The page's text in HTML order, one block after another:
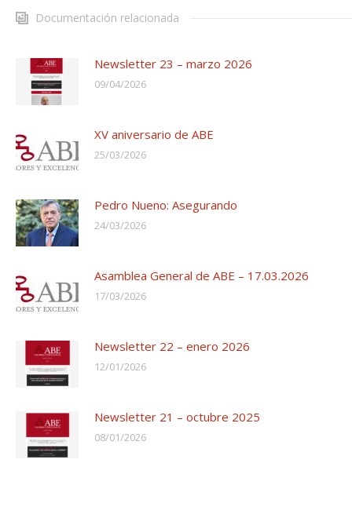
Documentación relacionada
Newsletter 23 – marzo 2026
09/04/2026
XV aniversario de ABE
25/03/2026
Pedro Nueno: Asegurando
24/03/2026
Asamblea General de ABE – 17.03.2026
17/03/2026
Newsletter 22 – enero 2026
12/01/2026
Newsletter 21 – octubre 2025
08/01/2026